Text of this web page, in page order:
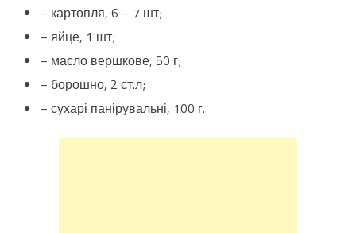
– картопля, 6 – 7 шт;
– яйце, 1 шт;
– масло вершкове, 50 г;
– борошно, 2 ст.л;
– сухарі панірувальні, 100 г.